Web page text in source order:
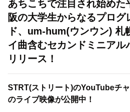
あちこちで注目され始めた
阪の大学生からなるプログ
ド、um-hum(ウンウン) 札
イ曲含むセカンドミニア
リリース！
STRT(ストリート)のYouTubeチ
のライブ映像が公開中！